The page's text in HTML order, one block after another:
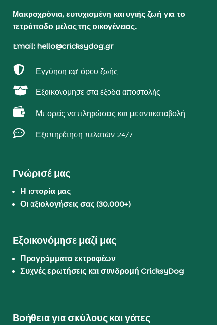
Μακροχρόνια, ευτυχισμένη και υγιής ζωή για το
τετράποδο μέλος της οικογένειας.
Email: hello@cricksydog.gr
 Εγγύηση εφ’ όρου ζωής
 Εξοικονόμησε στα έξοδα αποστολής
 Μπορείς να πληρώσεις και με αντικαταβολή
 Εξυπηρέτηση πελατών 24/7
Γνώρισέ μας
Η ιστορία μας
Οι αξιολογήσεις σας (30.000+)
Εξοικονόμησε μαζί μας
Προγράμματα εκτροφέων
Συχνές ερωτήσεις και συνδρομή CricksyDog
Βοήθεια για σκύλους και γάτες